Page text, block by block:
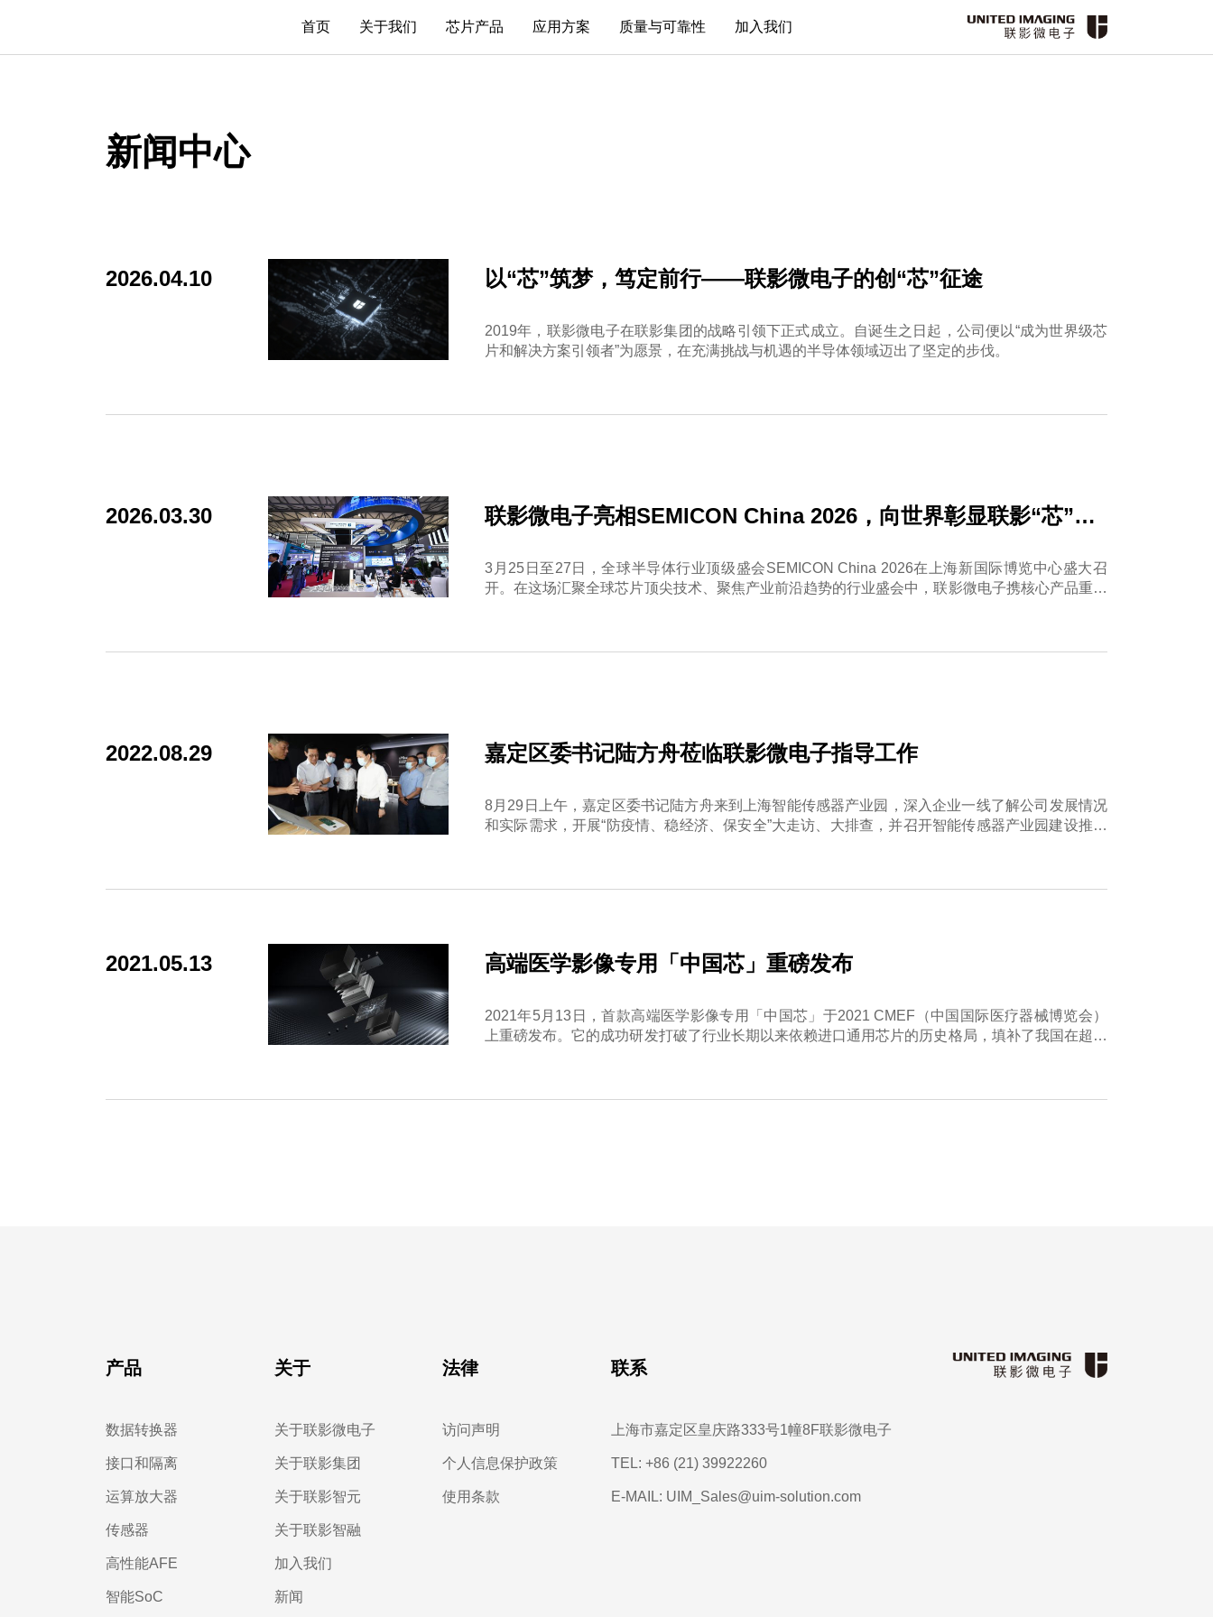
首页 关于我们 芯片产品
高性能AFE
智能SoC
样品申请
应用方案 质量与可靠性 加入我们
新闻中心
2026.04.10 以“芯”筑梦，笃定前行——联影微电子的创“芯”征途
2019年，联影微电子在联影集团的战略引领下正式成立。自诞生之日起，公司便以“成为世界级芯
片和解决方案引领者”为愿景，在充满挑战与机遇的半导体领域迈出了坚定的步伐。
2026.03.30
联影微电子亮相SEMICON China 2026，向世界彰显联影“芯”力
3月25日至27日，全球半导体行业顶级盛会SEMICON China 2026在上海新国际博览中心盛大召
开。在这场汇聚全球芯片顶尖技术、聚焦产业前沿趋势的行业盛会中，联影微电子携核心产品重磅
2022.08.29 嘉定区委书记陆方舟莅临联影微电子指导工作
8月29日上午，嘉定区委书记陆方舟来到上海智能传感器产业园，深入企业一线了解公司发展情况
和实际需求，开展“防疫情、稳经济、保安全”大走访、大排查，并召开智能传感器产业园建设推进
2021.05.13 高端医学影像专用「中国芯」重磅发布
2021年5月13日，首款高端医学影像专用「中国芯」于2021 CMEF（中国国际医疗器械博览会）
上重磅发布。它的成功研发打破了行业长期以来依赖进口通用芯片的历史格局，填补了我国在超高
产品
数据转换器
接口和隔离
运算放大器
传感器
高性能AFE
智能SoC
关于
关于联影微电子
关于联影集团
关于联影智元
关于联影智融
加入我们
新闻
法律
访问声明
个人信息保护政策
使用条款
联系
上海市嘉定区皇庆路333号1幢8F联影微电子
TEL: +86 (21) 39922260
E-MAIL: UIM_Sales@uim-solution.com